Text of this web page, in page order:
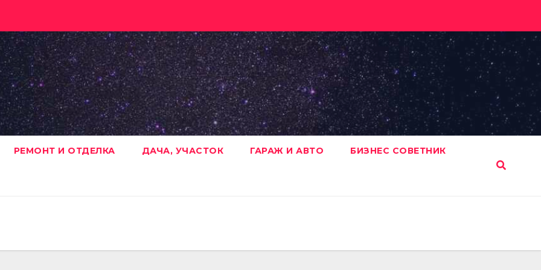
РЕМОНТ И ОТДЕЛКА ДАЧА, УЧАСТОК ГАРАЖ И АВТО БИЗНЕС СОВЕТНИК